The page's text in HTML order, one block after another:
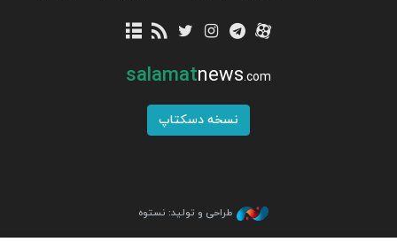
salamatnews.com
نسخه دسکتاپ
طراحی و تولید: نستوه